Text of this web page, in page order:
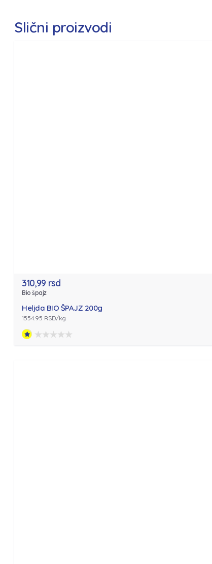
Slični proizvodi
310,99 rsd
Bio špajz
Heljda BIO ŠPAJZ 200g
1554.95 RSD/kg